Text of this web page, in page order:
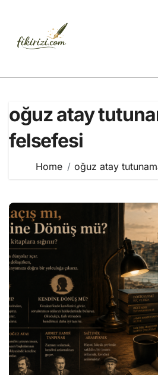
oğuz atay
felsefesi
Home oğuz atay